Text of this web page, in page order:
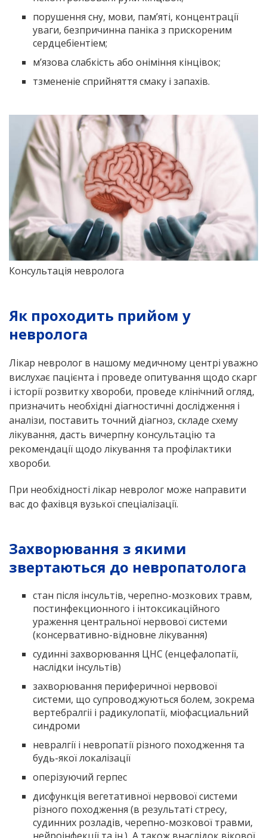
порушення сну, мови, пам’яті, концентрації
уваги, безпричинна паніка з прискореним
сердцебіентіем;
м’язова слабкість або оніміння кінцівок;
тзмененіе сприйняття смаку і запахів.
Консультація невролога
Як проходить прийом у
невролога
Лікар невролог в нашому медичному центрі уважно
вислухає пацієнта і проведе опитування щодо скарг
і історії розвитку хвороби, проведе клінічний огляд,
призначить необхідні діагностичні дослідження і
аналізи, поставить точний діагноз, складе схему
лікування, дасть вичерпну консультацію та
рекомендації щодо лікування та профілактики
хвороби.
При необхідності лікар невролог може направити
вас до фахівця вузької спеціалізації.
Захворювання з якими
звертаються до невропатолога
стан після інсультів, черепно-мозкових травм,
постинфекционного і інтоксикаційного
ураження центральної нервової системи
(консервативно-відновне лікування)
судинні захворювання ЦНС (енцефалопатії,
наслідки інсультів)
захворювання периферичної нервової
системи, що супроводжуються болем, зокрема
вертебралгіі і радикулопатії, міофасциальний
синдроми
невралгії і невропатії різного походження та
будь-якої локалізації
оперізуючий герпес
дисфункція вегетативної нервової системи
різного походження (в результаті стресу,
судинних розладів, черепно-мозкової травми,
нейроінфекції та ін.), А також внаслідок вікової